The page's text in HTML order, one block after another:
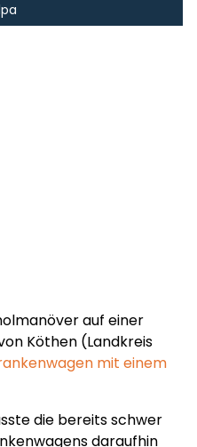
auf einer
Köthen (Landkreis
mit einem
die bereits schwer
daraufhin